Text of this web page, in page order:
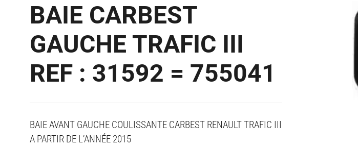
BAIE CARBEST
GAUCHE TRAFIC III
REF : 31592 = 755041
BAIE AVANT GAUCHE COULISSANTE CARBEST RENAULT TRAFIC III
A PARTIR DE L’ANNÉE 2015